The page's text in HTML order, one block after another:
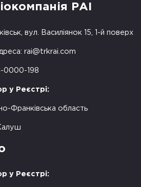
РАІ
вул. Василіянок 15, 1-й поверх
rai@trkrai.com
0000-198
у Реєстрі:
Франківська область
у Реєстрі: